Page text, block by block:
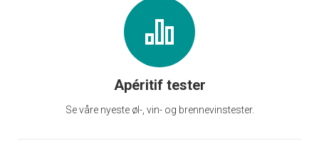
Apéritif tester
Se våre nyeste øl-, vin- og brennevinstester.